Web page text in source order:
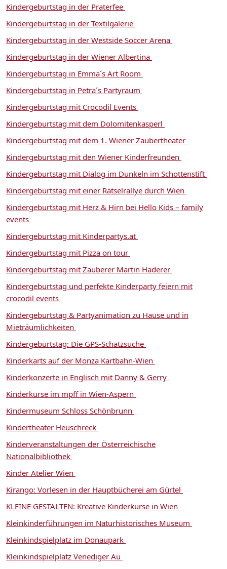
Kindergeburtstag in der Praterfee
Kindergeburtstag in der Textilgalerie
Kindergeburtstag in der Westside Soccer Arena
Kindergeburtstag in der Wiener Albertina
Kindergeburtstag in Emma´s Art Room
Kindergeburtstag in Petra´s Partyraum
Kindergeburtstag mit Crocodil Events
Kindergeburtstag mit dem Dolomitenkasperl
Kindergeburtstag mit dem 1. Wiener Zaubertheater
Kindergeburtstag mit den Wiener Kinderfreunden
Kindergeburtstag mit Dialog im Dunkeln im Schottenstift
Kindergeburtstag mit einer Rätselrallye durch Wien
Kindergeburtstag mit Herz & Hirn bei Hello Kids – family
events
Kindergeburtstag mit Kinderpartys.at
Kindergeburtstag mit Pizza on tour
Kindergeburtstag mit Zauberer Martin Haderer
Kindergeburtstag und perfekte Kinderparty feiern mit
crocodil events
Kindergeburtstag & Partyanimation zu Hause und in
Mieträumlichkeiten
Kindergeburtstag: Die GPS-Schatzsuche
Kinderkarts auf der Monza Kartbahn-Wien
Kinderkonzerte in Englisch mit Danny & Gerry
Kinderkurse im mpff in Wien-Aspern
Kindermuseum Schloss Schönbrunn
Kindertheater Heuschreck
Kinderveranstaltungen der Österreichische
Nationalbibliothek
Kinder Atelier Wien
Kirango: Vorlesen in der Hauptbücherei am Gürtel
KLEINE GESTALTEN: Kreative Kinderkurse in Wien
Kleinkinderführungen im Naturhistorisches Museum
Kleinkindspielplatz im Donaupark
Kleinkindspielplatz Venediger Au